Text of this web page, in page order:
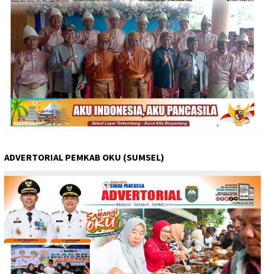
ADVERTORIAL PEMKAB OKU (SUMSEL)